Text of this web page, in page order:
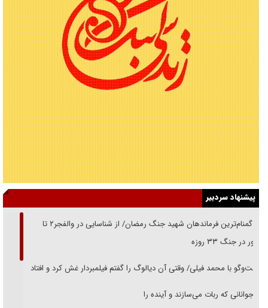
پیشنهاد سردبیر
از گمنام‌ترین فرماندهان شهید جنگ رمضان/ از شناسایی در والفجر۲ تا
حضور در جنگ ۳۳ روزه
گفت‌وگو با محمد فیلی/ وقتی آن دیالوگ را گفتم فیلمبردار غش کرد و افتاد
نوجوانانی که ربات می‌سازند و آینده را